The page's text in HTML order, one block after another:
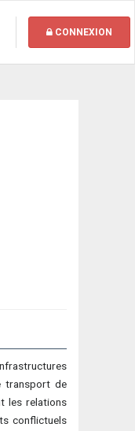
CONNEXION
transport de
les relations
conflictuels